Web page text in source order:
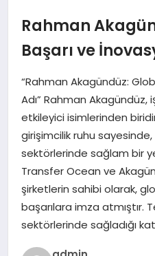
EĞITIM
EKONOMI
SAĞLIK
SPOR
Rahman
Başarı ve
“Rahman Akagündüz:
Adı” Rahman Akagündüz,
etkileyici isimlerinden
girişimcilik ruhu
sektörlerinde sağlam bir
Transfer Ocean ve
şirketlerin sahibi olarak,
başarılara imza atmıştır.
sektörlerinde sağladığı